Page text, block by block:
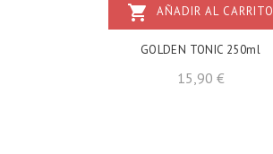
shopping_cart AÑADIR AL CARRITO
GOLDEN TONIC 250ml
15,90 €Precio